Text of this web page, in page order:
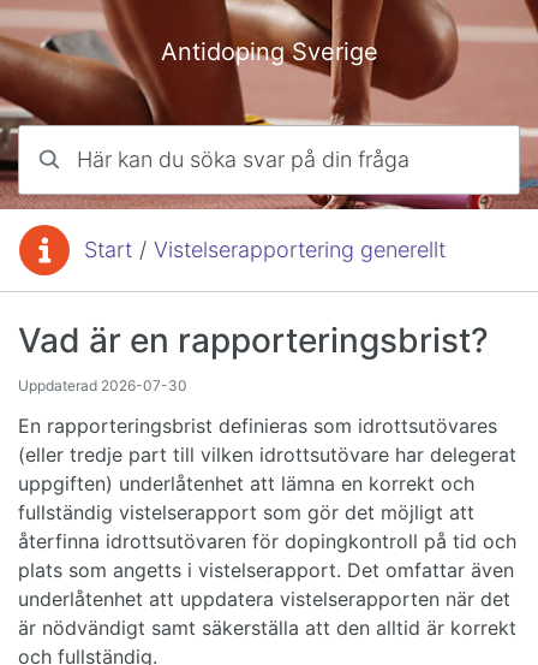
Hoppa till innehåll
Antidoping Sverige
Du är här:Start / Vistelserapportering generellt
Vad är en rapporteringsbrist?
Uppdaterad 2026-07-30
En rapporteringsbrist definieras som idrottsutövares
(eller tredje part till vilken idrottsutövare har delegerat
uppgiften) underlåtenhet att lämna en korrekt och
fullständig vistelserapport som gör det möjligt att
återfinna idrottsutövaren för dopingkontroll på tid och
plats som angetts i vistelserapport. Det omfattar även
underlåtenhet att uppdatera vistelserapporten när det
är nödvändigt samt säkerställa att den alltid är korrekt
och fullständig.